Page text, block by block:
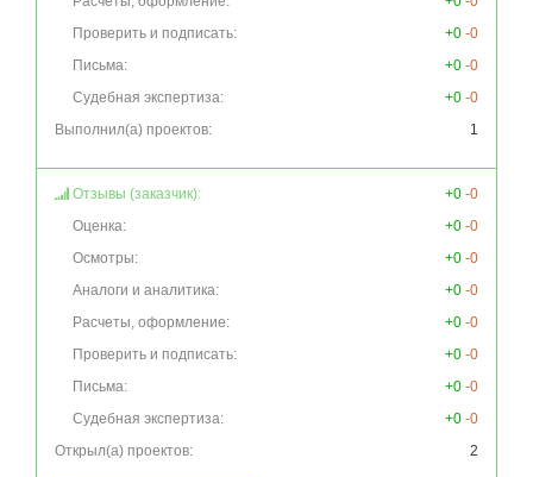
Проверить и подписать:
+0 -0
Письма:
+0 -0
Судебная экспертиза:
+0 -0
Выполнил(а) проектов:
1
Отзывы (заказчик): +0 -0
Оценка:
+0 -0
Осмотры:
+0 -0
Аналоги и аналитика:
+0 -0
Расчеты, оформление:
+0 -0
Проверить и подписать:
+0 -0
Письма:
+0 -0
Судебная экспертиза:
+0 -0
Открыл(а) проектов:
2